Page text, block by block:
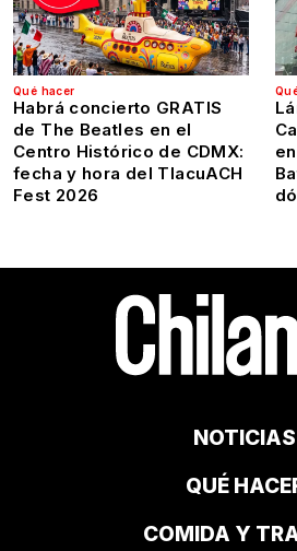
Qué hacer
Habrá concierto GRATIS
de The Beatles en el
Centro Histórico de CDMX:
fecha y hora del TlacuACH
Fest 2026
NOTICIAS
QUÉ
COMIDA Y